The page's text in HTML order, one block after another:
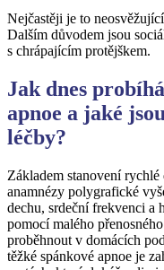
Nejčastěji je to
Dalším důvodem jsou
s chrápajícím protějškem.
Jak dnes
apnoe a jaké
léčby?
Základem stanovení
anamnézy polygrafické
dechu, srdeční frekvenci a
pomocí malého
proběhnout v domácích
těžké spánkové apnoe je